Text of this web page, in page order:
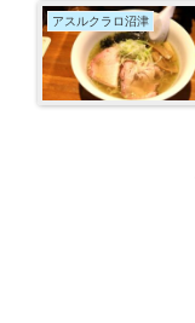
アスルクラロ沼津